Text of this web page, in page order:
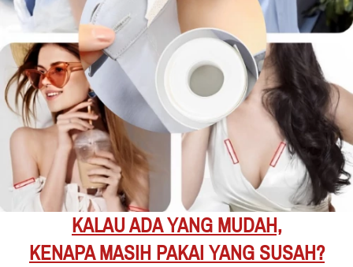
KALAU ADA YANG MUDAH,
KENAPA MASIH PAKAI YANG SUSAH?